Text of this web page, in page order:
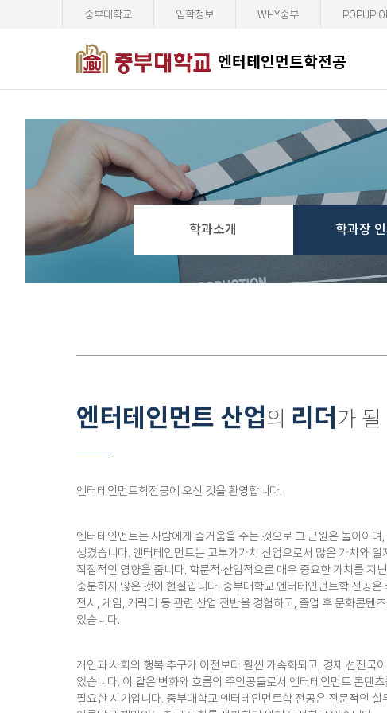
엔터테인먼트학전공
중부대학교 입학정보 WHY중부 POPUP
학과소개 학과장
엔터테인먼트 산업의 리더가
엔터테인먼트학전공에 오신 것을 환영합니다.
엔터테인먼트는 사람에게 즐거움을 주는 것으로 그 근원은 놀이이
생겼습니다. 엔터테인먼트는 고부가가치 산업으로서 많은 가치와
직접적인 영향을 줍니다. 학문적·산업적으로 매우 중요한 가치를 지
충분하지 않은 것이 현실입니다. 중부대학교 엔터테인먼트학 전공
전시, 게임, 캐릭터 등 관련 산업 전반을 경험하고, 졸업 후 문화콘텐
있습니다.
개인과 사회의 행복 추구가 이전보다 훨씬 가속화되고, 경제 선진국
있습니다. 이 같은 변화와 흐름의 주인공들로서 엔터테인먼트 콘텐츠
필요한 시기입니다. 중부대학교 엔터테인먼트학 전공은 전문적인